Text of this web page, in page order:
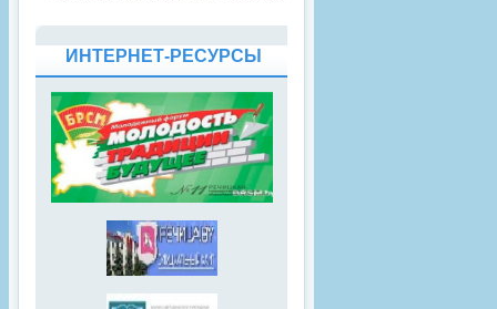
ИНТЕРНЕТ-РЕСУРСЫ